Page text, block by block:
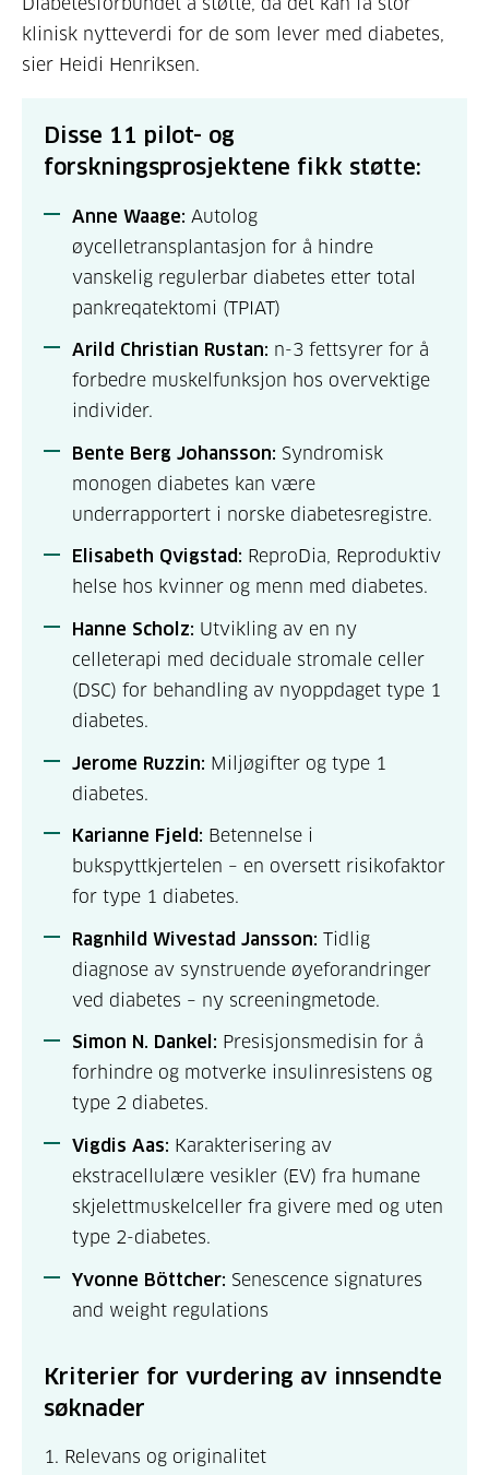
klinisk nytteverdi for de som lever med diabetes,
sier Heidi Henriksen.
Disse 11 pilot- og
forskningsprosjektene fikk støtte:
Anne Waage: Autolog
øycelletransplantasjon for å hindre
vanskelig regulerbar diabetes etter total
pankreqatektomi (TPIAT)
Arild Christian Rustan: n-3 fettsyrer for å
forbedre muskelfunksjon hos overvektige
individer.
Bente Berg Johansson: Syndromisk
monogen diabetes kan være
underrapportert i norske diabetesregistre.
Elisabeth Qvigstad: ReproDia, Reproduktiv
helse hos kvinner og menn med diabetes.
Hanne Scholz: Utvikling av en ny
celleterapi med deciduale stromale celler
(DSC) for behandling av nyoppdaget type 1
diabetes.
Jerome Ruzzin: Miljøgifter og type 1
diabetes.
Karianne Fjeld: Betennelse i
bukspyttkjertelen – en oversett risikofaktor
for type 1 diabetes.
Ragnhild Wivestad Jansson: Tidlig
diagnose av synstruende øyeforandringer
ved diabetes – ny screeningmetode.
Simon N. Dankel: Presisjonsmedisin for å
forhindre og motverke insulinresistens og
type 2 diabetes.
Vigdis Aas: Karakterisering av
ekstracellulære vesikler (EV) fra humane
skjelettmuskelceller fra givere med og uten
type 2-diabetes.
Yvonne Böttcher: Senescence signatures
and weight regulations
Kriterier for vurdering av innsendte
søknader
1. Relevans og originalitet